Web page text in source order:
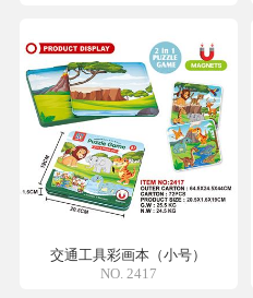
交通工具彩画本（小号）
NO. 2417